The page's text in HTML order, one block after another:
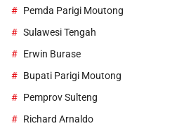
Pemda Parigi Moutong
Sulawesi Tengah
Erwin Burase
Bupati Parigi Moutong
Pemprov Sulteng
Richard Arnaldo